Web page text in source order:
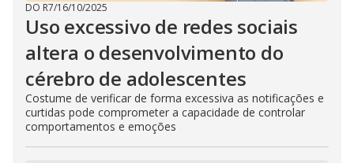
DO R7/16/10/2025
Uso excessivo de redes sociais
altera o desenvolvimento do
cérebro de adolescentes
Costume de verificar de forma excessiva as notificações e
curtidas pode comprometer a capacidade de controlar
comportamentos e emoções